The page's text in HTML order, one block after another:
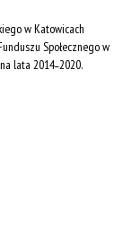
w Katowicach
Społecznego w
lata 2014˗2020.